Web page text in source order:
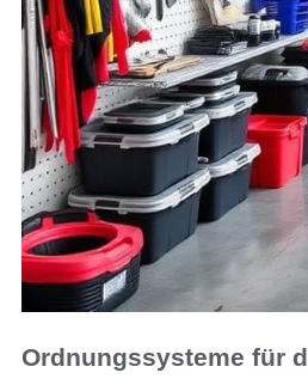
Ordnungssysteme für